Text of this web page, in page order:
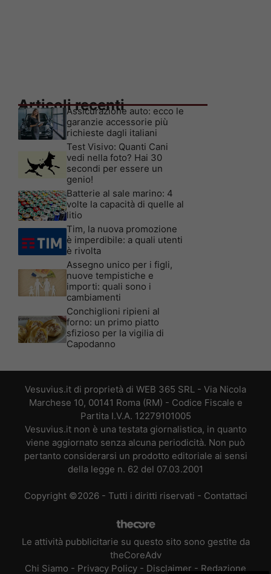
Articoli recenti
Assicurazione auto: ecco le
garanzie accessorie più
richieste dagli italiani
Test Visivo: Quanti Cani
vedi nella foto? Hai 30
secondi per essere un
genio!
Batterie al sale marino: 4
volte la capacità di quelle al
litio
Tim, la nuova promozione
è imperdibile: a quali utenti
è rivolta
Assegno unico per i figli,
nuove tempistiche e
importi: quali sono i
cambiamenti
Conchiglioni ripieni al
forno: un primo piatto
sfizioso per la vigilia di
Capodanno
Vesuvius.it di proprietà di WEB 365 SRL - Via Nicola
Marchese 10, 00141 Roma (RM) - Codice Fiscale e
Partita I.V.A. 12279101005
Vesuvius.it non è una testata giornalistica, in quanto
viene aggiornato senza alcuna periodicità. Non può
pertanto considerarsi un prodotto editoriale ai sensi
della legge n. 62 del 07.03.2001
Copyright ©2026 - Tutti i diritti riservati - Contattaci
Le attività pubblicitarie su questo sito sono gestite da
theCoreAdv
Chi Siamo - Privacy Policy - Disclaimer - Redazione